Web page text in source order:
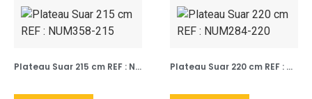
Plateau Suar 215 cm REF : NUM358-215 Plateau Suar 220 cm REF : NUM284-220